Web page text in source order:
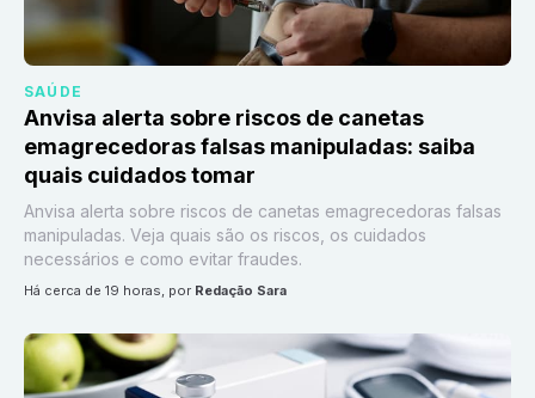
SAÚDE
Anvisa alerta sobre riscos de canetas
emagrecedoras falsas manipuladas: saiba
quais cuidados tomar
Anvisa alerta sobre riscos de canetas emagrecedoras falsas
manipuladas. Veja quais são os riscos, os cuidados
necessários e como evitar fraudes.
há cerca de 19 horas, por Redação Sara